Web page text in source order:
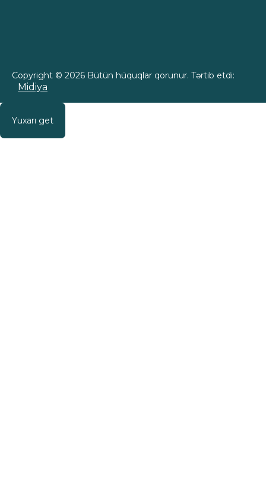
Copyright © 2026 Bütün hüquqlar qorunur. Tərtib etdi:
Midiya
Yuxarı get